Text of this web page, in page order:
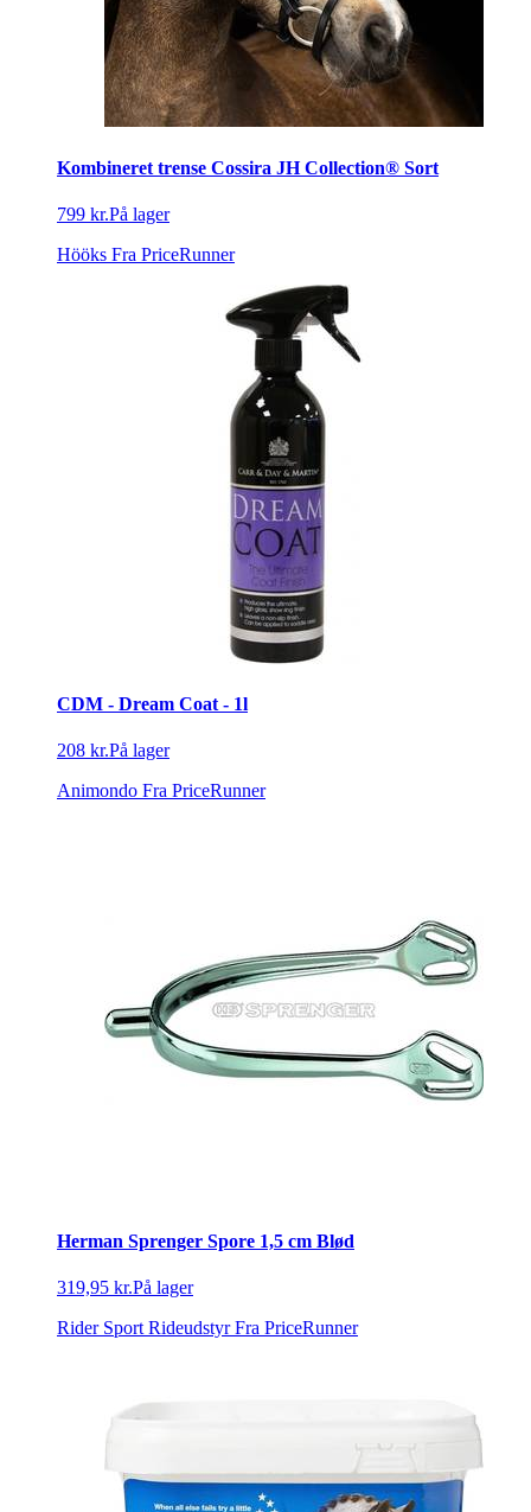
Kombineret trense Cossira JH Collection® Sort
799 kr.På lager
Hööks Fra PriceRunner
CDM - Dream Coat - 1l
208 kr.På lager
Animondo Fra PriceRunner
Herman Sprenger Spore 1,5 cm Blød
319,95 kr.På lager
Rider Sport Rideudstyr Fra PriceRunner